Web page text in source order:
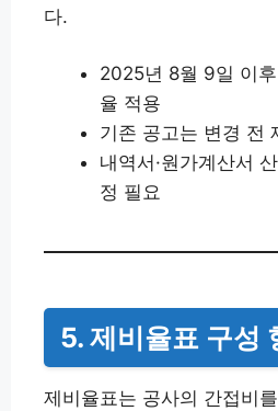
다.
2025년 8월 9일 이
율 적용
기존 공고는 변경 전
내역서·원가계산서
정 필요
5. 제비율표 구성
제비율표는 공사의 간접비